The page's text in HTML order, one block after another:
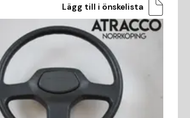
Lägg till i önskelista